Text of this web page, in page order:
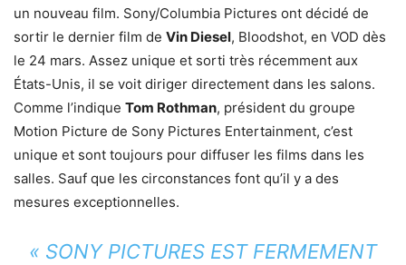
un nouveau film. Sony/Columbia Pictures ont décidé de
sortir le dernier film de Vin Diesel, Bloodshot, en VOD dès
le 24 mars. Assez unique et sorti très récemment aux
États-Unis, il se voit diriger directement dans les salons.
Comme l’indique Tom Rothman, président du groupe
Motion Picture de Sony Pictures Entertainment, c’est
unique et sont toujours pour diffuser les films dans les
salles. Sauf que les circonstances font qu’il y a des
mesures exceptionnelles.
« SONY PICTURES EST FERMEMENT